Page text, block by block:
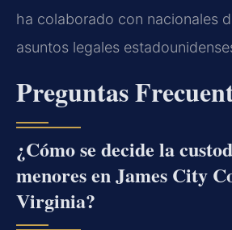
ha colaborado con nacionales
asuntos legales
Preguntas
¿Cómo se decide la
menores en James City
Virginia?